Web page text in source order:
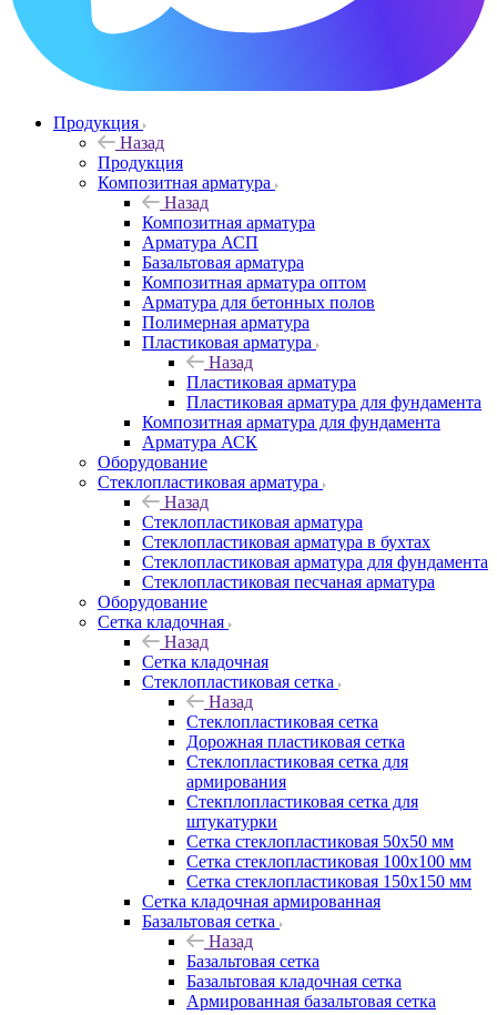
Продукция
Назад
Продукция
Композитная арматура
Назад
Композитная арматура
Арматура АСП
Базальтовая арматура
Композитная арматура оптом
Арматура для бетонных полов
Полимерная арматура
Пластиковая арматура
Назад
Пластиковая арматура
Пластиковая арматура для фундамента
Композитная арматура для фундамента
Арматура АСК
Оборудование
Cтеклопластиковая арматура
Назад
Cтеклопластиковая арматура
Стеклопластиковая арматура в бухтах
Стеклопластиковая арматура для фундамента
Стеклопластиковая песчаная арматура
Оборудование
Сетка кладочная
Назад
Сетка кладочная
Стеклопластиковая сетка
Назад
Стеклопластиковая сетка
Дорожная пластиковая сетка
Стеклопластиковая сетка для
армирования
Стекплопластиковая сетка для
штукатурки
Сетка стеклопластиковая 50x50 мм
Сетка стеклопластиковая 100x100 мм
Сетка стеклопластиковая 150x150 мм
Сетка кладочная армированная
Базальтовая сетка
Назад
Базальтовая сетка
Базальтовая кладочная сетка
Армированная базальтовая сетка